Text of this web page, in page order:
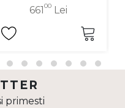
66100 Lei
primesti